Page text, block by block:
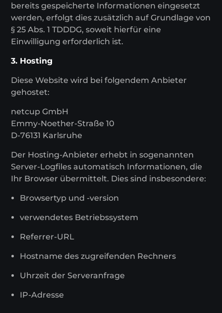
bereits gespeicherte Informationen eingesetzt
werden, erfolgt dies zusätzlich auf Grundlage von
§ 25 Abs. 1 TDDDG, soweit hierfür eine
Einwilligung erforderlich ist.
3. Hosting
Diese Website wird bei folgendem Anbieter
gehostet:
netcup GmbH
Emmy-Noether-Straße 10
D-76131 Karlsruhe
Der Hosting-Anbieter erhebt in sogenannten
Server-Logfiles automatisch Informationen, die
Ihr Browser übermittelt. Dies sind insbesondere:
Browsertyp und -version
verwendetes Betriebssystem
Referrer-URL
Hostname des zugreifenden Rechners
Uhrzeit der Serveranfrage
IP-Adresse